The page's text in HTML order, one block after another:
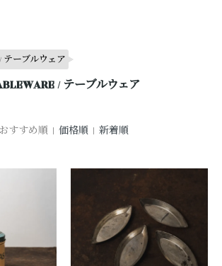
テーブルウェア
/ テーブルウェア
おすすめ順 | 価格順 | 新着順